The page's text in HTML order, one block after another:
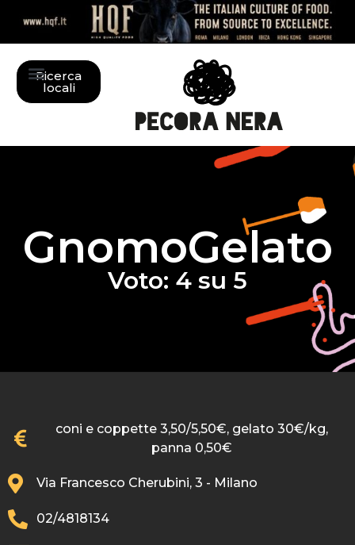
Ricerca
locali
GnomoGelato
Voto: 4 su 5
coni e coppette 3,50/5,50€, gelato 30€/kg,
panna 0,50€
Via Francesco Cherubini, 3 - Milano
02/4818134